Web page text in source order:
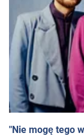
"Nie mogę tego